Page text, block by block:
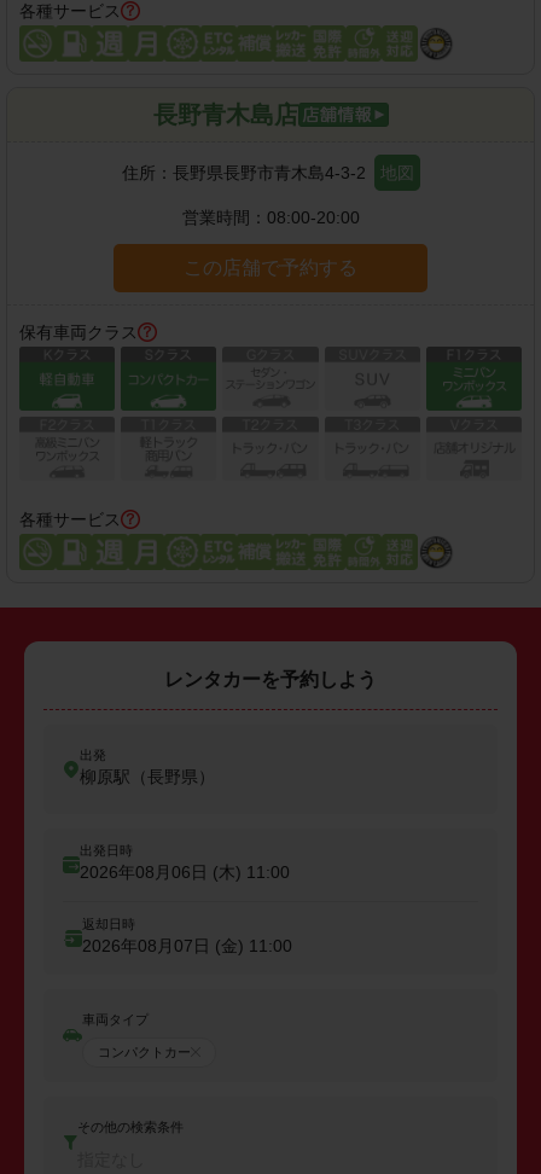
各種サービス
長野青木島店
住所： 長野県長野市青木島4-3-2 地図
営業時間： 08:00-20:00
この店舗で予約する
保有車両クラス
各種サービス
レンタカーを予約しよう
出発
柳原駅（長野県）
出発日時
2026年08月06日 (木) 11:00
返却日時
2026年08月07日 (金) 11:00
車両タイプ
コンパクトカー
その他の検索条件